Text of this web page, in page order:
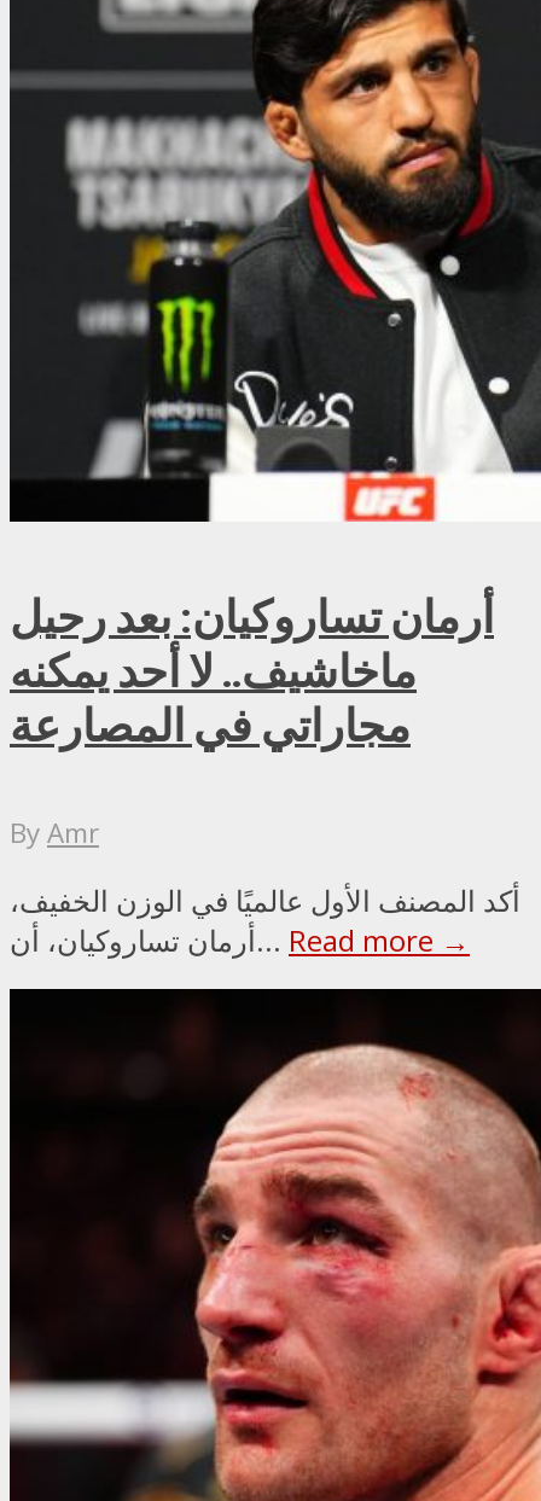
أرمان تساروكيان: بعد رحيل
ماخاشيف.. لا أحد يمكنه
مجاراتي في المصارعة
ByAmr
أكد المصنف الأول عالميًا في الوزن الخفيف،
أرمان تساروكيان، أن... Read more →